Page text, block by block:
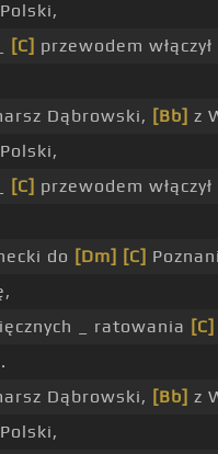
Polski,
[C] przewodem
Dąbrowski, [Bb] z
Polski,
[C] przewodem
do [Dm] [C]
_ ratowania [C]
Dąbrowski, [Bb] z
Polski,